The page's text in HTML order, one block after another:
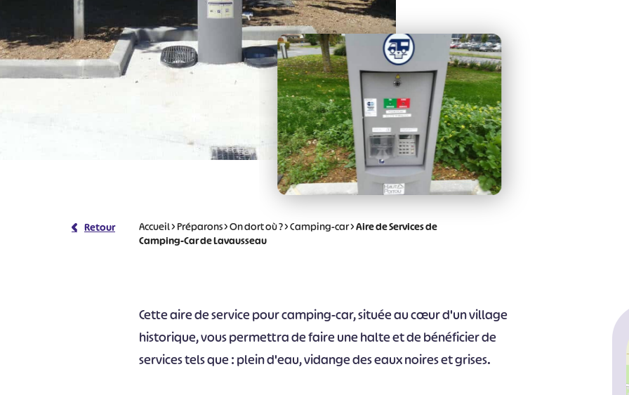
Retour Accueil>Préparons>On dort où ?>Camping-car>Aire de Services de
Camping-Car de Lavausseau
Cette aire de service pour camping-car, située au cœur d'un village
historique, vous permettra de faire une halte et de bénéficier de
services tels que : plein d'eau, vidange des eaux noires et grises.